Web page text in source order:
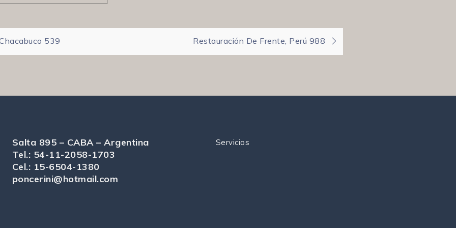
539 Restauración De Frente, Perú 988
Salta 895 – CABA – Argentina
Tel.: 54-11-2058-1703
Cel.: 15-6504-1380
poncerini@hotmail.com
Servicios